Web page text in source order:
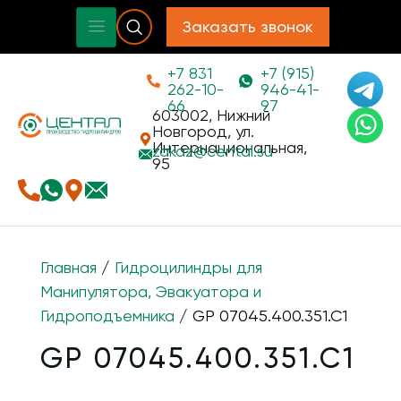
Заказать звонок
+7 831
262-10-
66
+7 (915)
946-41-
97
603002, Нижний
Новгород, ул.
Интернациональная,
95
zakaz@cental.su
Главная / Гидроцилиндры для
Манипулятора, Эвакуатора и
Гидроподъемника / GP 07045.400.351.C1
GP 07045.400.351.C1